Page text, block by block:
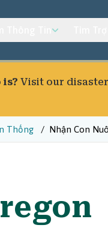
Visit our
Thống Nhận Con